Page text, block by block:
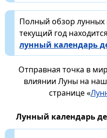
Полный обзор лунных
текущий год
лунный календарь
Отправная точка в
влиянии Луны на
странице «
Лунный календарь